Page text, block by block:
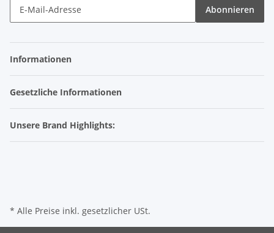
Abonnieren
Informationen
Gesetzliche Informationen
Unsere Brand Highlights:
* Alle Preise inkl. gesetzlicher USt.